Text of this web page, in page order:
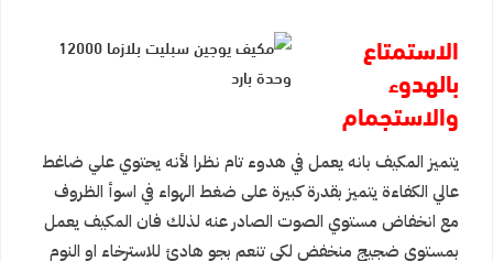
الاستمتاع
بالهدوء
والاستجمام
يتميز المكيف بانه يعمل في هدوء تام نظرا لأنه يحتوي علي ضاغط
عالي الكفاءة يتميز بقدرة كبيرة على ضغط الهواء في اسوأ الظروف
مع انخفاض مستوي الصوت الصادر عنه لذلك فان المكيف يعمل
بمستوي ضجيج منخفض لكي تنعم بجو هادئ للاسترخاء او النوم